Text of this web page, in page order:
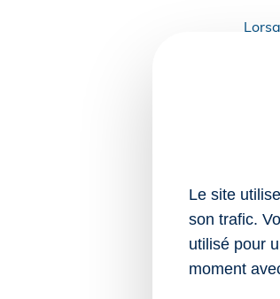
Sauf
Le site
son trafic.
utilisé pour
moment